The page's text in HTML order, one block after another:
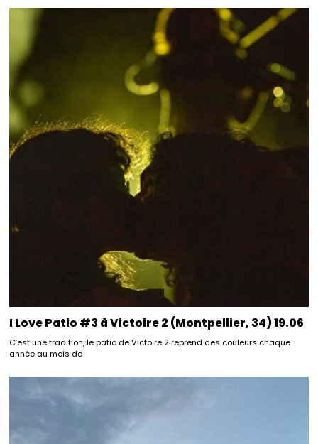
I Love Patio #3 à Victoire 2 (Montpellier, 34) 19.06
C’est une tradition, le patio de Victoire 2 reprend des couleurs chaque
année au mois de